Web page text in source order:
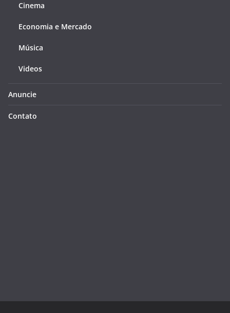
Cinema
Economia e Mercado
Música
Videos
Anuncie
Contato